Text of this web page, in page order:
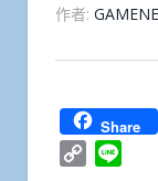
作者:
Share
Copy